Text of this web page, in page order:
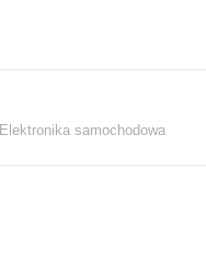
Elektronika samochodowa